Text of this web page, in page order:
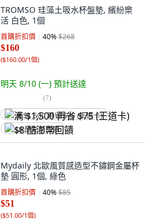
TROMSO 珪藻土吸水杯盤墊, 繽紛樂
活 白色, 1個
首購折扣價 40%$268
$160
($160.00/1個)
明天 8/10 (一) 預計送達
(7)
满 $1,500 再省 $75 (王道卡)
$8 酷澎幣回饋
Mydaily 北歐風質感造型不鏽鋼金屬杯
墊 圓形, 1個, 綠色
首購折扣價 40%$85
$51
($51.00/1個)